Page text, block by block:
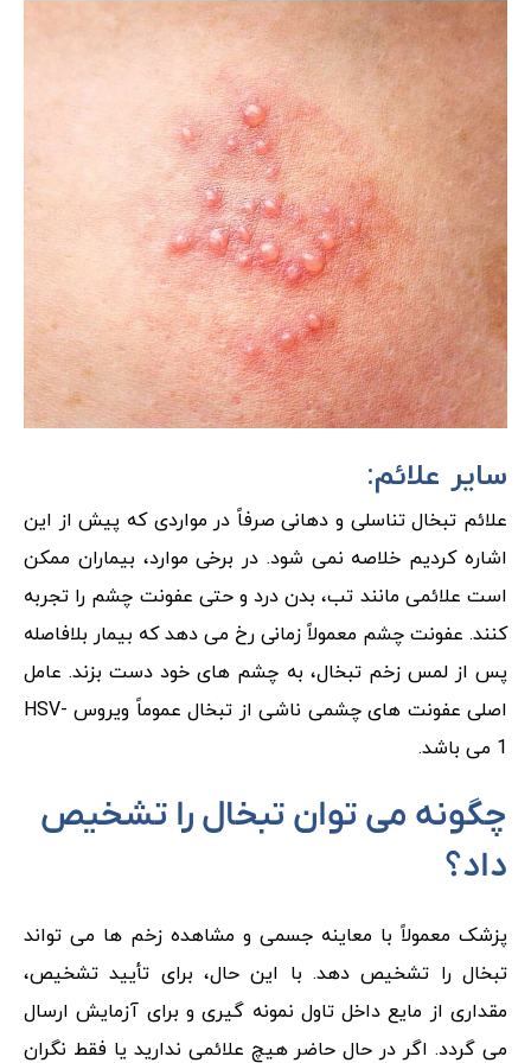
سایر علائم:
علائم تبخال تناسلی و دهانی صرفاً در مواردی که پیش از این
اشاره کردیم خلاصه نمی شود. در برخی موارد، بیماران ممکن
است علائمی مانند تب، بدن درد و حتی عفونت چشم را تجربه
کنند. عفونت چشم معمولاً زمانی رخ می دهد که بیمار بلافاصله
پس از لمس زخم تبخال، به چشم های خود دست بزند. عامل
اصلی عفونت های چشمی ناشی از تبخال عموماً ویروس HSV-
1 می باشد.
چگونه می توان تبخال را تشخیص
داد؟
پزشک معمولاً با معاینه جسمی و مشاهده زخم ها می تواند
تبخال را تشخیص دهد. با این حال، برای تأیید تشخیص،
مقداری از مایع داخل تاول نمونه گیری و برای آزمایش ارسال
می گردد. اگر در حال حاضر هیچ علائمی ندارید یا فقط نگران